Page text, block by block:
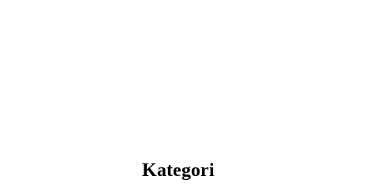
Kategori